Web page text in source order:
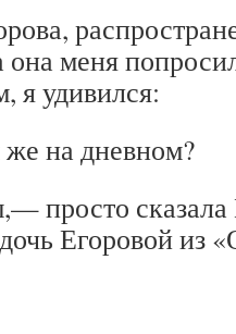
меня
я удивился:
на дневном?
просто
Егоровой из